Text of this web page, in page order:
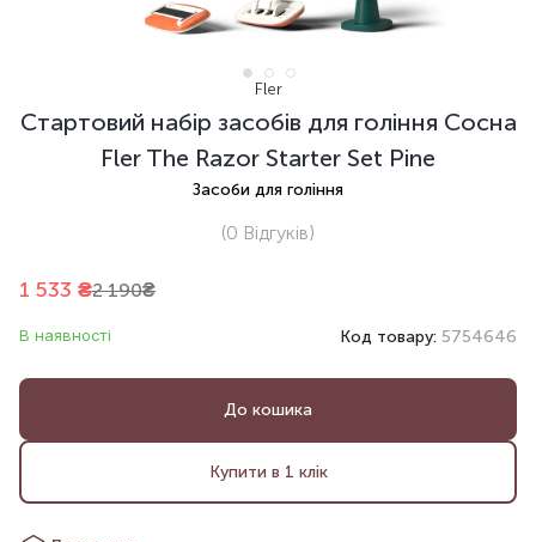
Fler
Стартовий набір засобів для гоління Сосна
Fler The Razor Starter Set Pine
Засоби для гоління
(0 Відгуків)
1 533 ₴2 190₴
В наявності Код товару: 5754646
До кошика
Купити в 1 клік